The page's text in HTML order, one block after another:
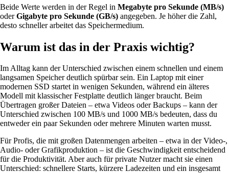
Beide Werte werden in der Regel in Megabyte pro Sekunde (MB/s)
oderGigabyte pro Sekunde (GB/s) angegeben. Je höher die Zahl,
desto schneller arbeitet das Speichermedium.
Warum ist das in der Praxis wichtig?
Im Alltag kann der Unterschied zwischen einem schnellen und einem
langsamen Speicher deutlich spürbar sein. Ein Laptop mit einer
modernen SSD startet in wenigen Sekunden, während ein älteres
Modell mit klassischer Festplatte deutlich länger braucht. Beim
Übertragen großer Dateien – etwa Videos oder Backups – kann der
Unterschied zwischen 100 MB/s und 1000 MB/s bedeuten, dass du
entweder ein paar Sekunden oder mehrere Minuten warten musst.
Für Profis, die mit großen Datenmengen arbeiten – etwa in der Video-,
Audio- oder Grafikproduktion – ist die Geschwindigkeit entscheidend
für die Produktivität. Aber auch für private Nutzer macht sie einen
Unterschied: schnellere Starts, kürzere Ladezeiten und ein insgesamt